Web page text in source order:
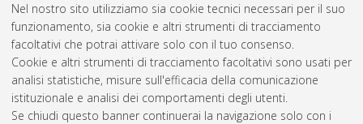
Nel nostro sito utilizziamo sia cookie tecnici necessari per il suo
funzionamento, sia cookie e altri strumenti di tracciamento
facoltativi che potrai attivare solo con il tuo consenso.
Cookie e altri strumenti di tracciamento facoltativi sono usati per
analisi statistiche, misure sull'efficacia della comunicazione
istituzionale e analisi dei comportamenti degli utenti.
Se chiudi questo banner continuerai la navigazione solo con i
Vedi altre statistiche
Gestione del documento: